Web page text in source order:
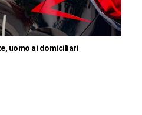
uomo ai domiciliari